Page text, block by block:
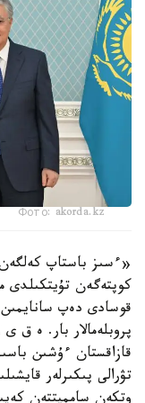
Фото: akorda.kz
«ءسىز باستاپ
كوپتەگەن تۇيتكىلدى
قوسادى دەپ
پروبلەمالار بار. ە ق
قازاقستان ءۇشىن